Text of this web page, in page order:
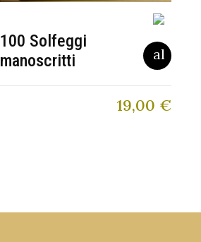
100 Solfeggi
manoscritti
19,00 €